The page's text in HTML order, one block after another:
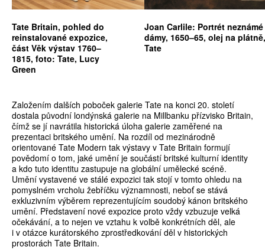
Tate Britain, pohled do
reinstalované expozice,
část Věk výstav 1760–
1815, foto: Tate, Lucy
Green
Joan Carlile: Portrét neznámé
dámy, 1650–65, olej na
Tate
Založením dalších poboček galerie Tate na konci 20. století
dostala původní londýnská galerie na Millbanku přízvisko Britain,
čímž se jí navrátila historická úloha galerie zaměřené na
prezentaci britského umění. Na rozdíl od mezinárodně
orientované Tate Modern tak výstavy v Tate Britain formují
povědomí o tom, jaké umění je součástí britské kulturní identity
a kdo tuto identitu zastupuje na globální umělecké scéně.
Umění vystavené ve stálé expozici tak stojí v tomto ohledu na
pomyslném vrcholu žebříčku významnosti, neboť se stává
exkluzivním výběrem reprezentujícím soudobý kánon britského
umění. Představení nové expozice proto vždy vzbuzuje velká
očekávání, a to nejen ve vztahu k volbě konkrétních děl, ale
i v otázce kurátorského zprostředkování děl v historických
prostorách Tate Britain.